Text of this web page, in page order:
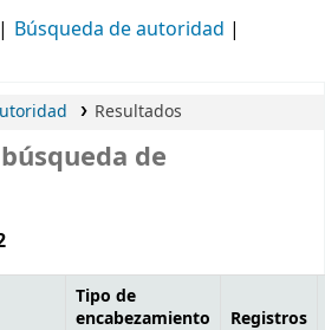
Búsqueda de autoridad
Resultados
de
Tipo de
encabezamiento
Registros